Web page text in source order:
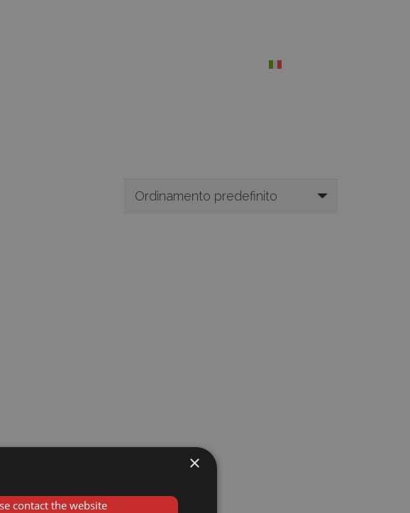
×
contact the website